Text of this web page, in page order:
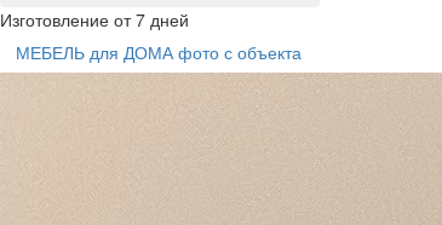
Изготовление от 7 дней
МЕБЕЛЬ для ДОМА фото с объекта